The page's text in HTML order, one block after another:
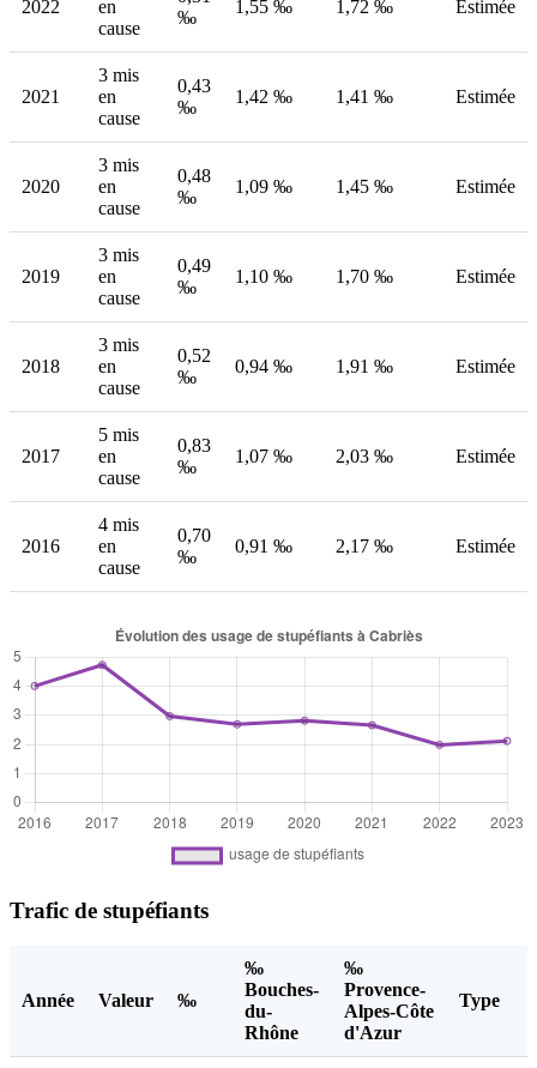
2022
en
cause
‰
1,55 ‰ 1,72 ‰ Estimée
2021
3 mis
en
cause
0,43
‰
1,42 ‰ 1,41 ‰ Estimée
2020
3 mis
en
cause
0,48
‰
1,09 ‰ 1,45 ‰ Estimée
2019
3 mis
en
cause
0,49
‰
1,10 ‰ 1,70 ‰ Estimée
2018
3 mis
en
cause
0,52
‰
0,94 ‰ 1,91 ‰ Estimée
2017
5 mis
en
cause
0,83
‰
1,07 ‰ 2,03 ‰ Estimée
2016
4 mis
en
cause
0,70
‰
0,91 ‰ 2,17 ‰ Estimée
Trafic de stupéfiants
Année Valeur ‰
‰
Bouches-
du-
Rhône
‰
Provence-
Alpes-Côte
d'Azur
Type